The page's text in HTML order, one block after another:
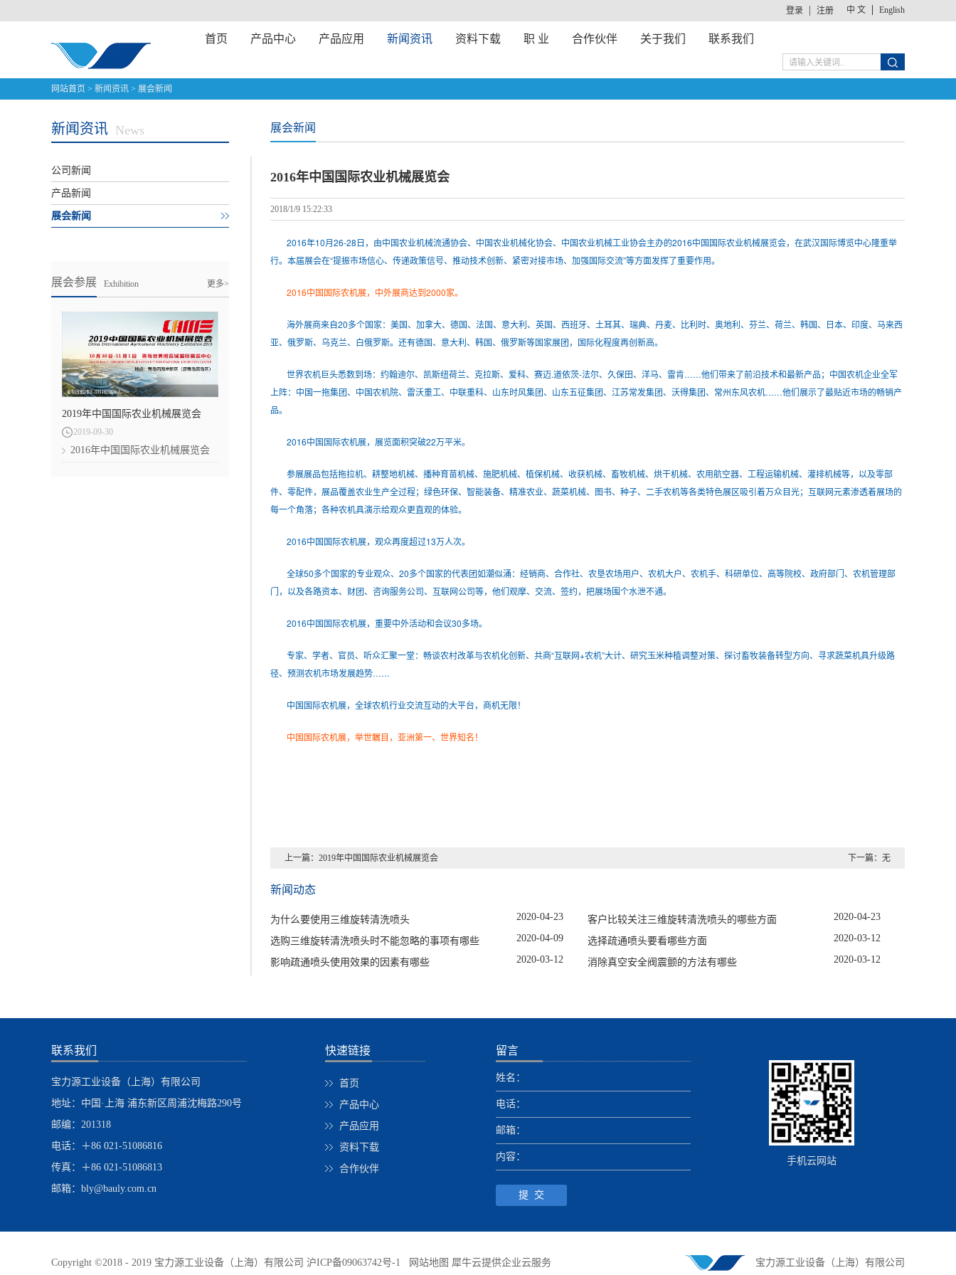
中 文 English
登录 注册
首页 产品中心 产品应用 新闻资讯 资料下载 职 业 合作伙伴 关于我们 联系我们
网站首页 > 新闻资讯 > 展会新闻
新闻资讯 News
公司新闻
产品新闻
展会新闻
展会参展 Exhibition 更多>
2019年中国国际农业机械展览会
2019-09-30
2016年中国国际农业机械展览会
展会新闻
2016年中国国际农业机械展览会
2018/1/9 15:22:33
2016年10月26-28日，由中国农业机械流通协会、中国农业机械化协会、中国农业机械工业协会主办的2016中国国际农业机械展览会，在武汉国际博览中心隆重举
行。本届展会在“提振市场信心、传递政策信号、推动技术创新、紧密对接市场、加强国际交流”等方面发挥了重要作用。
2016中国国际农机展，中外展商达到2000家。
海外展商来自20多个国家：美国、加拿大、德国、法国、意大利、英国、西班牙、土耳其、瑞典、丹麦、比利时、奥地利、芬兰、荷兰、韩国、日本、印度、马来西
亚、俄罗斯、乌克兰、白俄罗斯。还有德国、意大利、韩国、俄罗斯等国家展团，国际化程度再创新高。
世界农机巨头悉数到场：约翰迪尔、凯斯纽荷兰、克拉斯、爱科、赛迈.道依茨-法尔、久保田、洋马、雷肯……他们带来了前沿技术和最新产品；中国农机企业全军
上阵：中国一拖集团、中国农机院、雷沃重工、中联重科、山东时风集团、山东五征集团、江苏常发集团、沃得集团、常州东风农机……他们展示了最贴近市场的畅销产
品。
2016中国国际农机展，展览面积突破22万平米。
参展展品包括拖拉机、耕整地机械、播种育苗机械、施肥机械、植保机械、收获机械、畜牧机械、烘干机械、农用航空器、工程运输机械、灌排机械等，以及零部
件、零配件，展品覆盖农业生产全过程；绿色环保、智能装备、精准农业、蔬菜机械、图书、种子、二手农机等各类特色展区吸引着万众目光；互联网元素渗透着展场的
每一个角落；各种农机具演示给观众更直观的体验。
2016中国国际农机展，观众再度超过13万人次。
全球50多个国家的专业观众、20多个国家的代表团如潮似涌：经销商、合作社、农垦农场用户、农机大户、农机手、科研单位、高等院校、政府部门、农机管理部
门，以及各路资本、财团、咨询服务公司、互联网公司等，他们观摩、交流、签约，把展场围个水泄不通。
2016中国国际农机展，重要中外活动和会议30多场。
专家、学者、官员、听众汇聚一堂：畅谈农村改革与农机化创新、共商“互联网+农机”大计、研究玉米种植调整对策、探讨畜牧装备转型方向、寻求蔬菜机具升级路
径、预测农机市场发展趋势……
中国国际农机展，全球农机行业交流互动的大平台，商机无限！
中国国际农机展，举世瞩目，亚洲第一、世界知名！
上一篇： 2019年中国国际农业机械展览会 下一篇：无
新闻动态
为什么要使用三维旋转清洗喷头 2020-04-23 客户比较关注三维旋转清洗喷头的哪些方面 2020-04-23
选购三维旋转清洗喷头时不能忽略的事项有哪些 2020-04-09 选择疏通喷头要看哪些方面 2020-03-12
影响疏通喷头使用效果的因素有哪些 2020-03-12 消除真空安全阀震颤的方法有哪些 2020-03-12
联系我们
宝力源工业设备（上海）有限公司
地址：中国·上海 浦东新区周浦沈梅路290号
邮编：201318
电话：＋86 021-51086816
传真：＋86 021-51086813
邮箱：bly@bauly.com.cn
快速链接
首页
产品中心
产品应用
资料下载
合作伙伴
留言
姓名：
电话：
邮箱：
内容： 手机云网站
Copyright ©2018 - 2019 宝力源工业设备（上海）有限公司 沪ICP备09063742号-1 网站地图 犀牛云提供企业云服务 宝力源工业设备（上海）有限公司